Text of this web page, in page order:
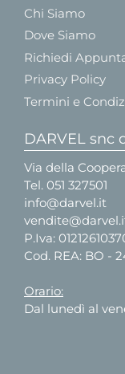
Chi Siamo
Dove Siamo
Richiedi
Privacy Policy
Termini e
DARVEL snc
Via della
Tel. 051 327501
info@darvel.it
P.Iva:
Cod. REA: BO -
Orario:
Dal lunedì al